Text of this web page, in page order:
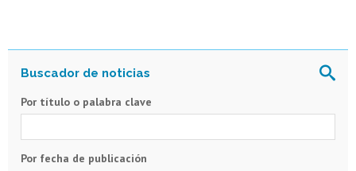
Por título o palabra clave